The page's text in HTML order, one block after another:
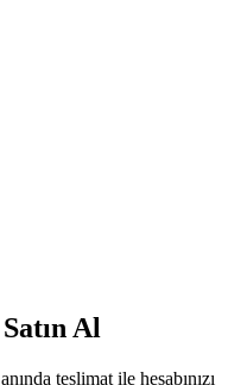
Satın Al
anında teslimat ile hesabınızı